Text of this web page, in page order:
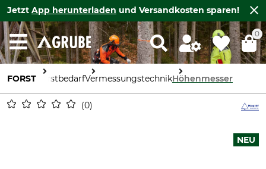
Jetzt App herunterladen und Versandkosten sparen!
0
FORST ForstbedarfVermessungstechnikHöhenmesser
0
NEU